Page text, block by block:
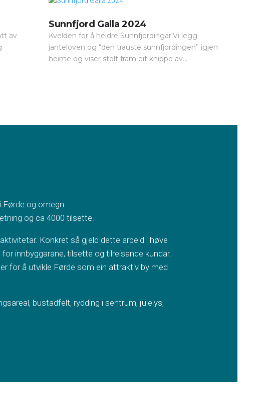
av
Sunnfjord Galla 2024
Kvelden for å heidre Sunnfjordingar!Vi legg
janteloven og “den trauste sunnfjordingen” igjen
heime og viser stolt fram eit knippe av...
og omegn.
og ca 4000 tilsette.
Konkret så gjeld dette arbeid i høve
innbyggarane, tilsette og tilreisande kundar.
for å utvikle Førde som ein attraktiv by med
bustadfelt, rydding i sentrum, julelys,